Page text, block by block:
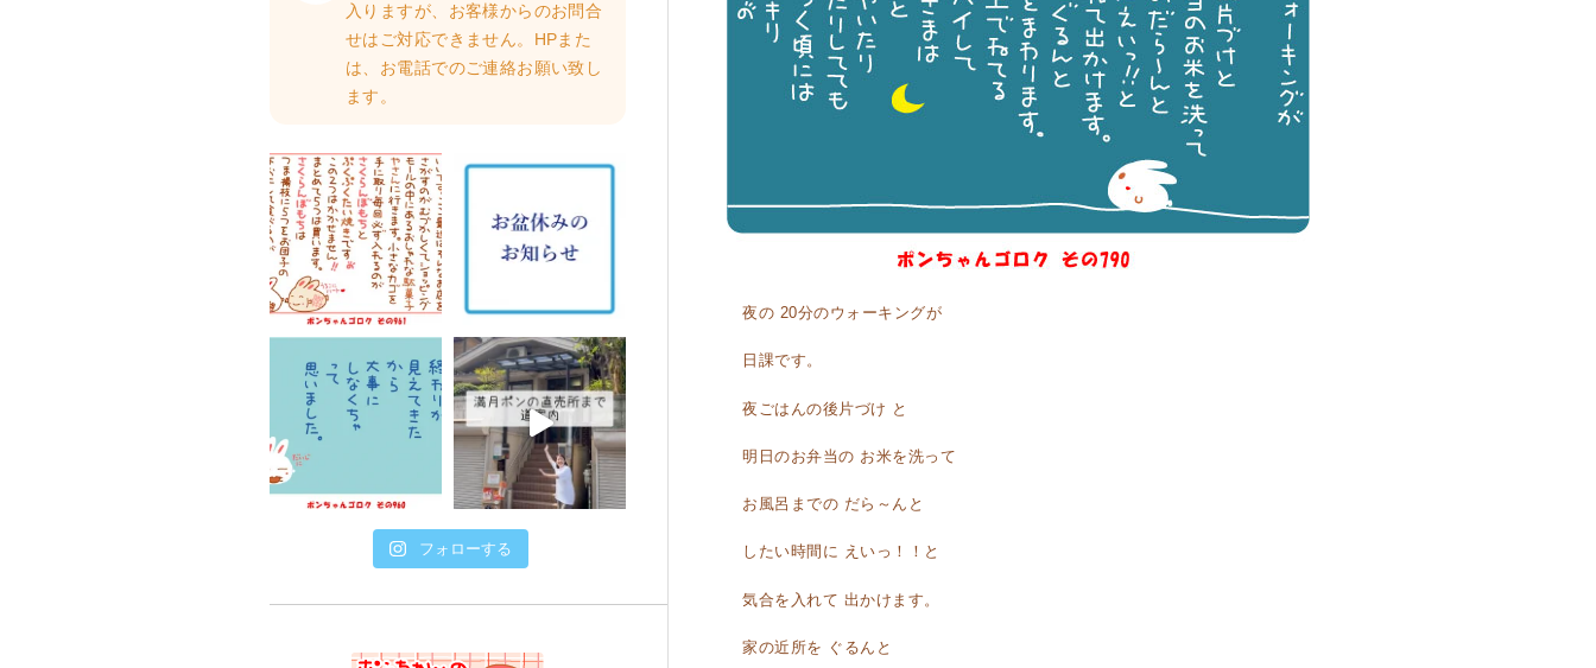
夜の 20分のウォーキングが
日課です。
夜ごはんの後片づけ と
明日のお弁当の お米を洗って
お風呂までの だら～んと
したい時間に えいっ！！と
気合を入れて 出かけます。
家の近所を ぐるんと
入りますが、お客様からのお問合
せはご対応できません。HPまた
は、お電話でのご連絡お願い致し
ます。
フォローする